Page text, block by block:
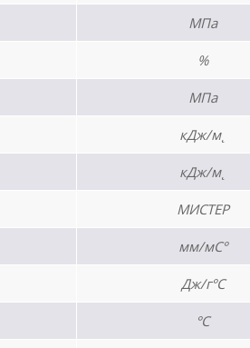
МПа
%
МПа
кДж/м˛
кДж/м˛
МИСТЕР
мм/мС°
Дж/г°С
°С